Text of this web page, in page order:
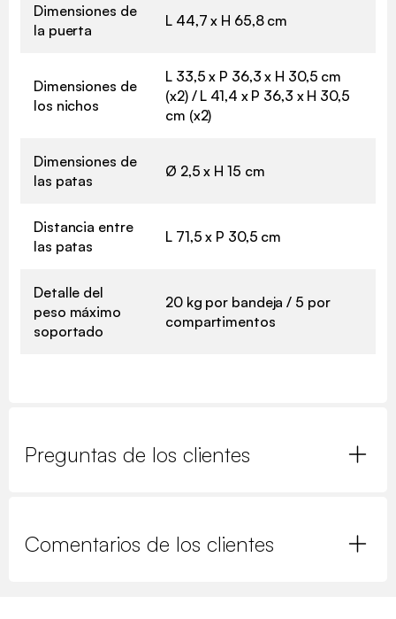
Dimensiones de
la puerta
L 44,7 x H 65,8 cm
Dimensiones de
los nichos
L 33,5 x P 36,3 x H 30,5 cm
(x2) / L 41,4 x P 36,3 x H 30,5
cm (x2)
Dimensiones de
las patas
Ø 2,5 x H 15 cm
Distancia entre
las patas
L 71,5 x P 30,5 cm
Detalle del
peso máximo
soportado
20 kg por bandeja / 5 por
compartimentos
Preguntas de los clientes
Comentarios de los clientes